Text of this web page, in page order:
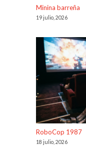
Minina barreña
19 julio, 2026
RoboCop 1987
18 julio, 2026